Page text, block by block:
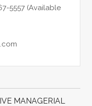
5557 (Available
MANAGERIAL